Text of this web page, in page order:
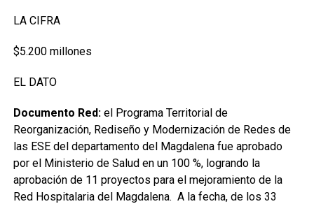
LA CIFRA
$5.200 millones
EL DATO
Documento Red: el Programa Territorial de
Reorganización, Rediseño y Modernización de Redes de
las ESE del departamento del Magdalena fue aprobado
por el Ministerio de Salud en un 100 %, logrando la
aprobación de 11 proyectos para el mejoramiento de la
Red Hospitalaria del Magdalena. A la fecha, de los 33